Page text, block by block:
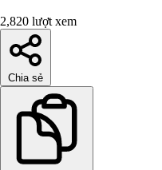
2,820 lượt xem
Chia sẻ